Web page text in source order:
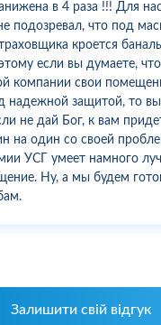
в 4 раза !!! Для
подозревал, что под
кроется
если вы думаете, что
компании свои
надежной защитой, то вы
не дай Бог, к вам
на один со своей
УСГ умеет намного
Ну, а мы будем
Залишити свій відгук